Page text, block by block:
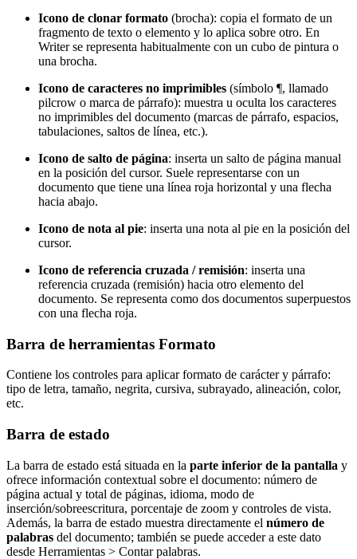
Icono de clonar formato (brocha): copia el formato de un
fragmento de texto o elemento y lo aplica sobre otro. En
Writer se representa habitualmente con un cubo de pintura o
una brocha.
Icono de caracteres no imprimibles (símbolo ¶, llamado
pilcrow o marca de párrafo): muestra u oculta los caracteres
no imprimibles del documento (marcas de párrafo, espacios,
tabulaciones, saltos de línea, etc.).
Icono de salto de página: inserta un salto de página manual
en la posición del cursor. Suele representarse con un
documento que tiene una línea roja horizontal y una flecha
hacia abajo.
Icono de nota al pie: inserta una nota al pie en la posición del
cursor.
Icono de referencia cruzada / remisión: inserta una
referencia cruzada (remisión) hacia otro elemento del
documento. Se representa como dos documentos superpuestos
con una flecha roja.
Barra de herramientas Formato
Contiene los controles para aplicar formato de carácter y párrafo:
tipo de letra, tamaño, negrita, cursiva, subrayado, alineación, color,
etc.
Barra de estado
La barra de estado está situada en la parte inferior de la pantalla y
ofrece información contextual sobre el documento: número de
página actual y total de páginas, idioma, modo de
inserción/sobreescritura, porcentaje de zoom y controles de vista.
Además, la barra de estado muestra directamente el número de
palabras del documento; también se puede acceder a este dato
desde Herramientas > Contar palabras.